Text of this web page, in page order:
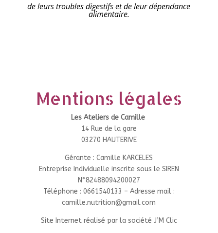
de leurs troubles digestifs et de leur dépendance
alimentaire.
Mentions légales
Les Ateliers de Camille
14 Rue de la gare
03270 HAUTERIVE
Gérante : Camille KARCELES
Entreprise Individuelle inscrite sous le SIREN
N°82488094200027
Téléphone : 0661540133 – Adresse mail :
camille.nutrition@gmail.com
Site Internet réalisé par la société J’M Clic